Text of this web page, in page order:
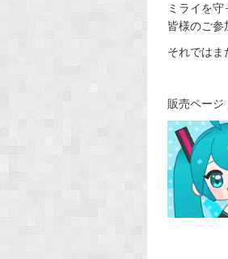
ミライを
皆様のご参
それではま
販売ページ